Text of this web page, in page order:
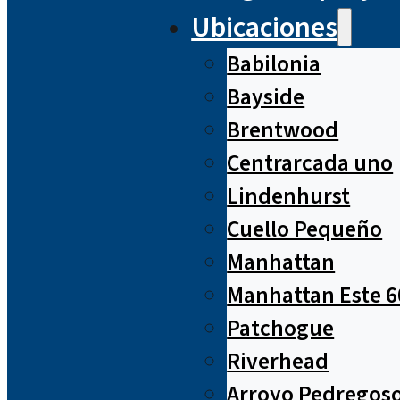
Ubicaciones
Babilonia
Bayside
Brentwood
Centrarcada uno
Lindenhurst
Cuello Pequeño
Manhattan
Manhattan Este
Patchogue
Riverhead